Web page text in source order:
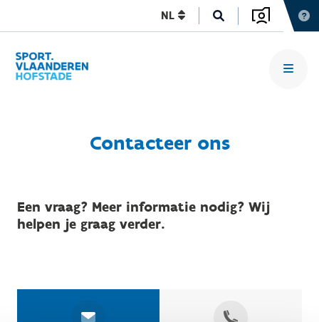
NL
Contacteer ons
Een vraag? Meer informatie nodig? Wij
helpen je graag verder.